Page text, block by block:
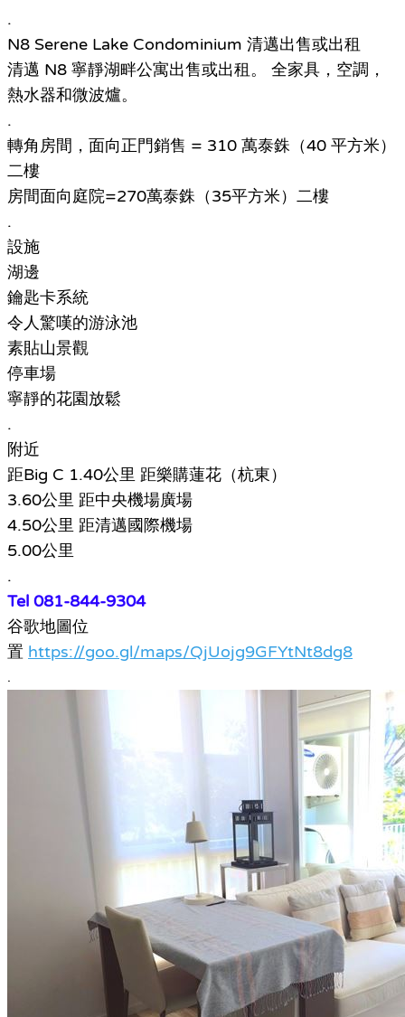
.
N8 Serene Lake Condominium 清邁出售或出租
清邁 N8 寧靜湖畔公寓出售或出租。 全家具，空調，
熱水器和微波爐。
.
轉角房間，面向正門銷售 = 310 萬泰銖（40 平方米）
二樓
房間面向庭院=270萬泰銖（35平方米）二樓
.
設施
湖邊
鑰匙卡系統
令人驚嘆的游泳池
素貼山景觀
停車場
寧靜的花園放鬆
.
附近
距Big C 1.40公里 距樂購蓮花（杭東）
3.60公里 距中央機場廣場
4.50公里 距清邁國際機場
5.00公里
.
Tel 081-844-9304
谷歌地圖位
置 https://goo.gl/maps/QjUojg9GFYtNt8dg8
.